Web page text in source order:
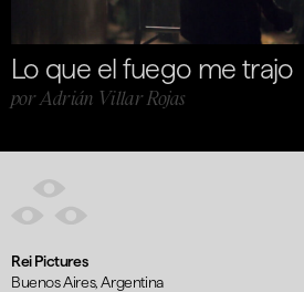
Lo que el fuego me trajo
por Adrián Villar Rojas
Rei Pictures
Buenos Aires, Argentina